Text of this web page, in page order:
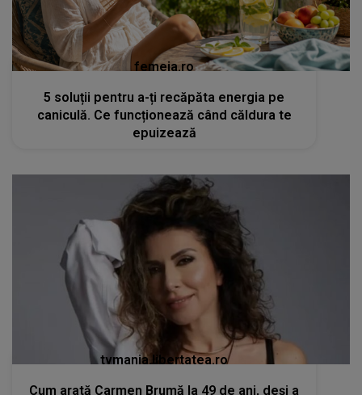
femeia.ro
5 soluții pentru a-ți recăpăta energia pe
caniculă. Ce funcționează când căldura te
epuizează
tvmania.libertatea.ro
Cum arată Carmen Brumă la 49 de ani, deși a